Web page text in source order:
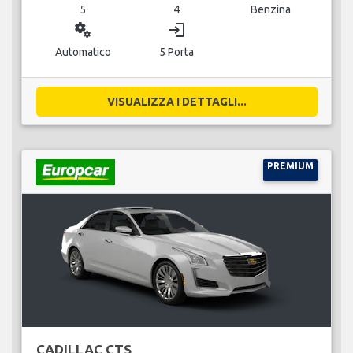
5 4 Benzina
miscellaneous_services
Automatico
login
5 Porta
VISUALIZZA I DETTAGLI...
PREMIUM
CADILLAC CTS